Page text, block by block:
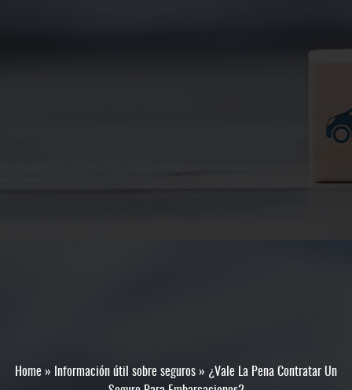
Home » Información útil sobre seguros » ¿Vale La Pena Contratar Un